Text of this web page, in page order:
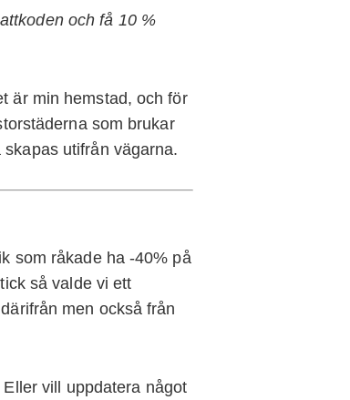
och få 10 %
är min hemstad, och för
som brukar
utifrån vägarna.
som råkade ha -40% på
så valde vi ett
men också från
vill uppdatera något